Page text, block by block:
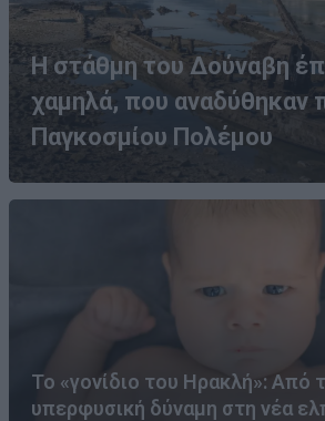
Η στάθμη του Δούναβη
χαμηλά, που αναδύθηκαν
Παγκοσμίου Πολέμου
Το «γονίδιο του Ηρακλή»: Από
υπερφυσική δύναμη στη νέα